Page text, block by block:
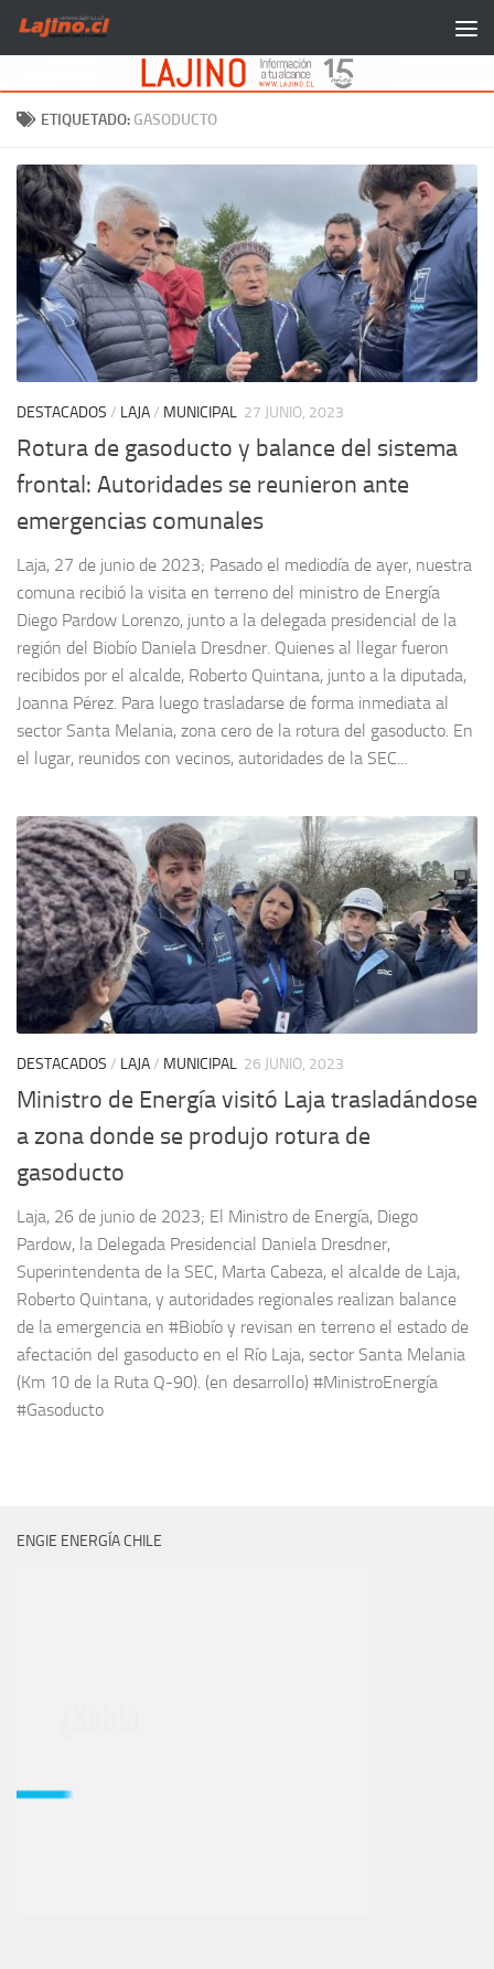
Saltar al contenido
ETIQUETADO: GASODUCTO
DESTACADOS / LAJA/ MUNICIPAL 27 JUNIO, 2023
Rotura de gasoducto y balance del sistema
frontal: Autoridades se reunieron ante
emergencias comunales
Laja, 27 de junio de 2023; Pasado el mediodía de ayer, nuestra
comuna recibió la visita en terreno del ministro de Energía
Diego Pardow Lorenzo, junto a la delegada presidencial de la
región del Biobío Daniela Dresdner. Quienes al llegar fueron
recibidos por el alcalde, Roberto Quintana, junto a la diputada,
Joanna Pérez. Para luego trasladarse de forma inmediata al
sector Santa Melania, zona cero de la rotura del gasoducto. En
el lugar, reunidos con vecinos, autoridades de la SEC...
DESTACADOS / LAJA/ MUNICIPAL 26 JUNIO, 2023
Ministro de Energía visitó Laja trasladándose
a zona donde se produjo rotura de
gasoducto
Laja, 26 de junio de 2023; El Ministro de Energía, Diego
Pardow, la Delegada Presidencial Daniela Dresdner,
Superintendenta de la SEC, Marta Cabeza, el alcalde de Laja,
Roberto Quintana, y autoridades regionales realizan balance
de la emergencia en #Biobío y revisan en terreno el estado de
afectación del gasoducto en el Río Laja, sector Santa Melania
(Km 10 de la Ruta Q-90). (en desarrollo) #MinistroEnergía
#Gasoducto
ENGIE ENERGÍA CHILE